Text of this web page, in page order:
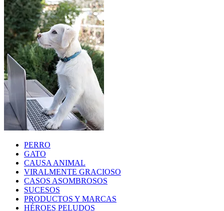
PERRO
GATO
CAUSA ANIMAL
VIRALMENTE GRACIOSO
CASOS ASOMBROSOS
SUCESOS
PRODUCTOS Y MARCAS
HÉROES PELUDOS